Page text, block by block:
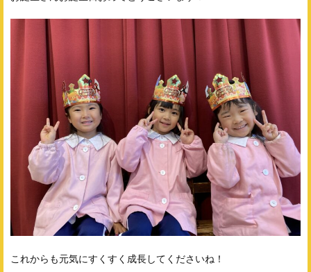
これからも元気にすくすく成長してくださいね！